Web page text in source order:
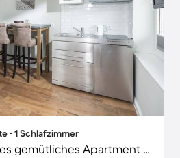
∙ 1 Schlafzimmer
Familienfreundliches gemütliches Apartment mit schnellem Internet | Neben dem Strand | Haustiere sind willkommen